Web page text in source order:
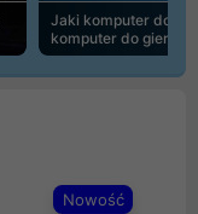
Jaki komputer do
komputer do gier |
Nowość